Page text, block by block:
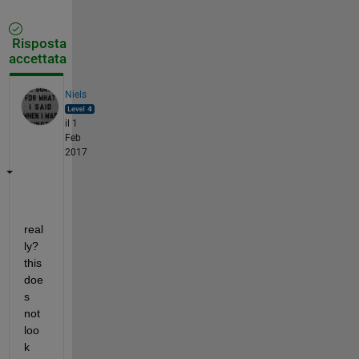
Risposta
accettata
Niels
il 1
Feb
2017
real
ly?
this
doe
s
not
loo
k